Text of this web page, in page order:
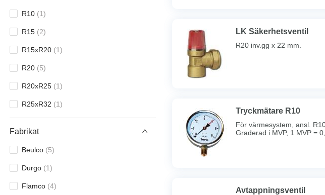
R10 (1)
R15 (2)
R15xR20 (1)
R20 (5)
R20xR25 (1)
R25xR32 (1)
Fabrikat
Beulco (5)
Durgo (1)
Flamco (4)
LK Säkerhetsventil
R20 inv.gg x 22 mm.
Tryckmätare R10
För värmesystem, ansl.
Graderad i MVP, 1 MVP =
Avtappningsventil